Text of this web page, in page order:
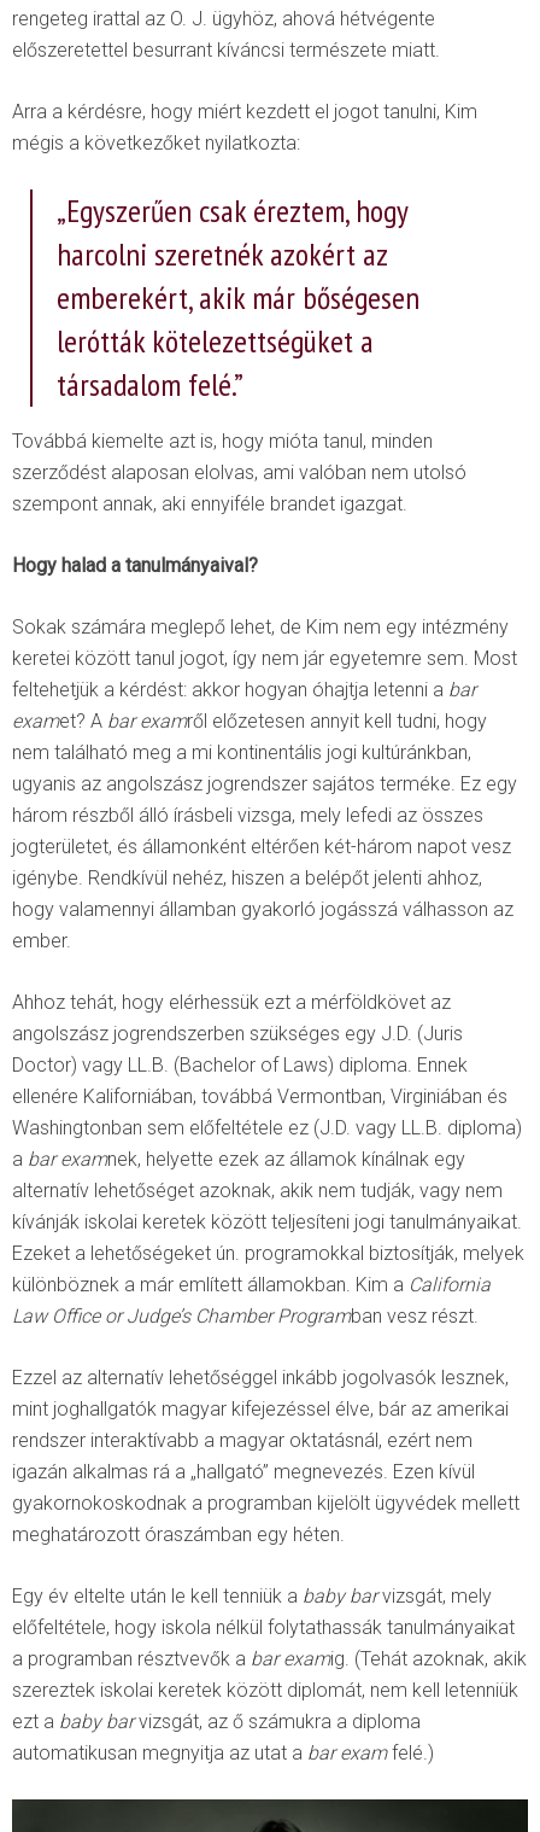
rengeteg irattal az O. J. ügyhöz, ahová hétvégente
előszeretettel besurrant kíváncsi természete miatt.
Arra a kérdésre, hogy miért kezdett el jogot tanulni, Kim
mégis a következőket nyilatkozta:
„Egyszerűen csak éreztem, hogy
harcolni szeretnék azokért az
emberekért, akik már bőségesen
lerótták kötelezettségüket a
társadalom felé.”
Továbbá kiemelte azt is, hogy mióta tanul, minden
szerződést alaposan elolvas, ami valóban nem utolsó
szempont annak, aki ennyiféle brandet igazgat.
Hogy halad a tanulmányaival?
Sokak számára meglepő lehet, de Kim nem egy intézmény
keretei között tanul jogot, így nem jár egyetemre sem. Most
feltehetjük a kérdést: akkor hogyan óhajtja letenni a bar
examet? A bar examről előzetesen annyit kell tudni, hogy
nem található meg a mi kontinentális jogi kultúránkban,
ugyanis az angolszász jogrendszer sajátos terméke. Ez egy
három részből álló írásbeli vizsga, mely lefedi az összes
jogterületet, és államonként eltérően két-három napot vesz
igénybe. Rendkívül nehéz, hiszen a belépőt jelenti ahhoz,
hogy valamennyi államban gyakorló jogásszá válhasson az
ember.
Ahhoz tehát, hogy elérhessük ezt a mérföldkövet az
angolszász jogrendszerben szükséges egy J.D. (Juris
Doctor) vagy LL.B. (Bachelor of Laws) diploma. Ennek
ellenére Kaliforniában, továbbá Vermontban, Virginiában és
Washingtonban sem előfeltétele ez (J.D. vagy LL.B. diploma)
a bar examnek, helyette ezek az államok kínálnak egy
alternatív lehetőséget azoknak, akik nem tudják, vagy nem
kívánják iskolai keretek között teljesíteni jogi tanulmányaikat.
Ezeket a lehetőségeket ún. programokkal biztosítják, melyek
különböznek a már említett államokban. Kim a California
Law Office or Judge’s Chamber Programban vesz részt.
Ezzel az alternatív lehetőséggel inkább jogolvasók lesznek,
mint joghallgatók magyar kifejezéssel élve, bár az amerikai
rendszer interaktívabb a magyar oktatásnál, ezért nem
igazán alkalmas rá a „hallgató” megnevezés. Ezen kívül
gyakornokoskodnak a programban kijelölt ügyvédek mellett
meghatározott óraszámban egy héten.
Egy év eltelte után le kell tenniük a baby barvizsgát, mely
előfeltétele, hogy iskola nélkül folytathassák tanulmányaikat
a programban résztvevők a bar examig. (Tehát azoknak, akik
szereztek iskolai keretek között diplomát, nem kell letenniük
ezt a baby barvizsgát, az ő számukra a diploma
automatikusan megnyitja az utat a bar examfelé.)